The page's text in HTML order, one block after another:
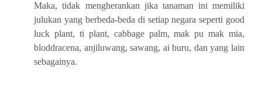
Maka, tidak mengherankan jika tanaman ini memiliki
julukan yang berbeda-beda di setiap negara seperti good
luck plant, ti plant, cabbage palm, mak pu mak mia,
bloddracena, anjiluwang, sawang, ai buru, dan yang lain
sebagainya.